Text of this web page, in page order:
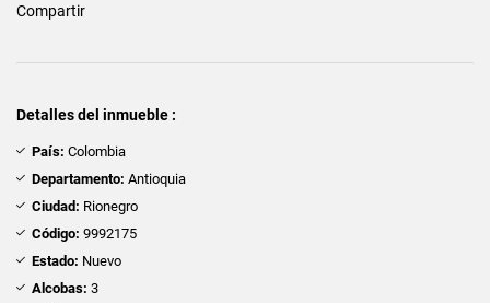
Compartir
Detalles del inmueble :
País: Colombia
Departamento: Antioquia
Ciudad: Rionegro
Código: 9992175
Estado: Nuevo
Alcobas: 3